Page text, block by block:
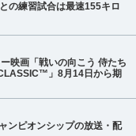
の練習試合は最速155キロ
映画「戦いの向こう 侍たち
」8月14日から期
ンピオンシップの放送・配